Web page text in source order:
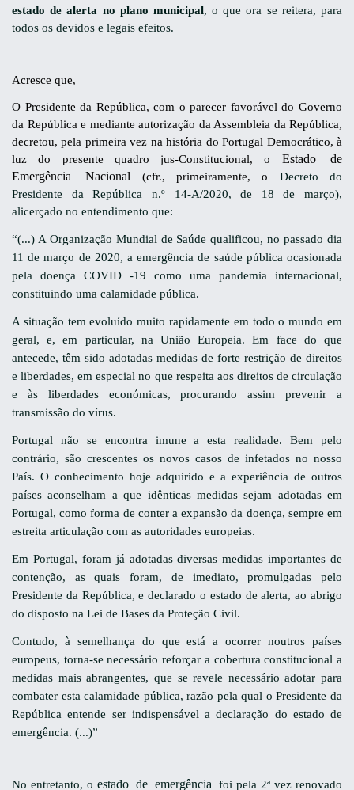
estado de alerta no plano municipal, o que ora se reitera, para
todos os devidos e legais efeitos.
Acresce que,
O Presidente da República, com o parecer favorável do Governo
da República e mediante autorização da Assembleia da República,
decretou, pela primeira vez na história do Portugal Democrático, à
luz do presente quadro jus-Constitucional, o Estado de
Emergência Nacional (cfr., primeiramente, o Decreto do
Presidente da República n.º 14-A/2020, de 18 de março),
alicerçado no entendimento que:
“(...) A Organização Mundial de Saúde qualificou, no passado dia
11 de março de 2020, a emergência de saúde pública ocasionada
pela doença COVID -19 como uma pandemia internacional,
constituindo uma calamidade pública.
A situação tem evoluído muito rapidamente em todo o mundo em
geral, e, em particular, na União Europeia. Em face do que
antecede, têm sido adotadas medidas de forte restrição de direitos
e liberdades, em especial no que respeita aos direitos de circulação
e às liberdades económicas, procurando assim prevenir a
transmissão do vírus.
Portugal não se encontra imune a esta realidade. Bem pelo
contrário, são crescentes os novos casos de infetados no nosso
País. O conhecimento hoje adquirido e a experiência de outros
países aconselham a que idênticas medidas sejam adotadas em
Portugal, como forma de conter a expansão da doença, sempre em
estreita articulação com as autoridades europeias.
Em Portugal, foram já adotadas diversas medidas importantes de
contenção, as quais foram, de imediato, promulgadas pelo
Presidente da República, e declarado o estado de alerta, ao abrigo
do disposto na Lei de Bases da Proteção Civil.
Contudo, à semelhança do que está a ocorrer noutros países
europeus, torna-se necessário reforçar a cobertura constitucional a
medidas mais abrangentes, que se revele necessário adotar para
combater esta calamidade pública, razão pela qual o Presidente da
República entende ser indispensável a declaração do estado de
emergência. (...)”
No entretanto, o estado de emergência foi pela 2ª vez renovado